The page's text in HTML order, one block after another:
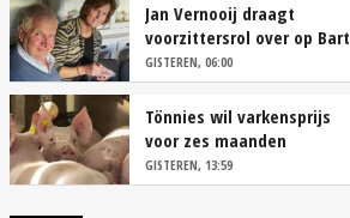
Jan Vernooij draagt
voorzittersrol over op Bart
Camps
GISTEREN, 06:00
Tönnies wil varkensprijs
voor zes maanden
vastleggen
GISTEREN, 13:59